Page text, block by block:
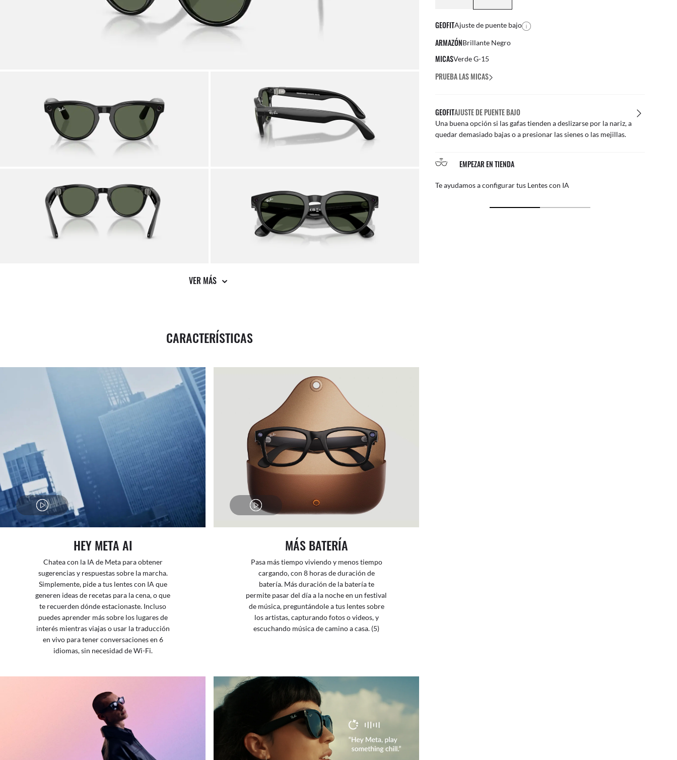
VER MÁS
CARACTERÍSTICAS
HEY META AI
Chatea con la IA de Meta para obtener
sugerencias y respuestas sobre la marcha.
Simplemente, pide a tus lentes con IA que
generen ideas de recetas para la cena, o que
te recuerden dónde estacionaste. Incluso
puedes aprender más sobre los lugares de
interés mientras viajas o usar la traducción
en vivo para tener conversaciones en 6
idiomas, sin necesidad de Wi-Fi.
MÁS BATERÍA
Pasa más tiempo viviendo y menos tiempo
cargando, con 8 horas de duración de
batería. Más duración de la batería te
permite pasar del día a la noche en un festival
de música, preguntándole a tus lentes sobre
los artistas, capturando fotos o videos, y
escuchando música de camino a casa. (5)
GEOFITAjuste de puente bajo
ARMAZÓNBrillante Negro
MICASVerde G-15
PRUEBA LAS MICAS
GEOFITAJUSTE DE PUENTE BAJO
Una buena opción si las gafas tienden a deslizarse por la nariz, a
quedar demasiado bajas o a presionar las sienes o las mejillas.
DEVOLUCIONES FÁCILES
Consulta la Política de Devolución